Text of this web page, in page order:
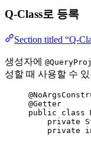
Q-Class로 등록
Section titled “Q-
생성자에
성할 때 사용할 수
@
@Getter
public
class
private
private